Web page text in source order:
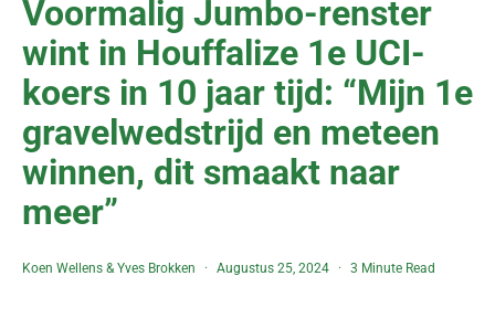
Voormalig Jumbo-renster
wint in Houffalize 1e UCI-
koers in 10 jaar tijd: “Mijn 1e
gravelwedstrijd en meteen
winnen, dit smaakt naar
meer”
Koen Wellens &Yves Brokken Augustus 25, 2024 3 Minute Read